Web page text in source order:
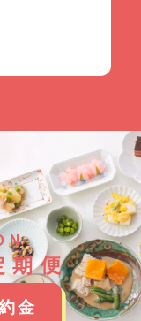
期便
金